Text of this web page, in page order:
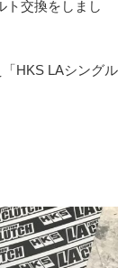
ト交換をしまし
HKS LAシングル